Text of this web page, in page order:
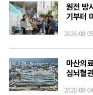
원전 방
기부터
2026-08-05
마산의
심뇌혈
2026-08-04